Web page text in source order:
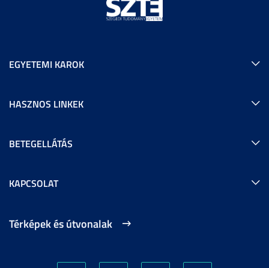
EGYETEMI KAROK
HASZNOS LINKEK
BETEGELLÁTÁS
KAPCSOLAT
Térképek és útvonalak